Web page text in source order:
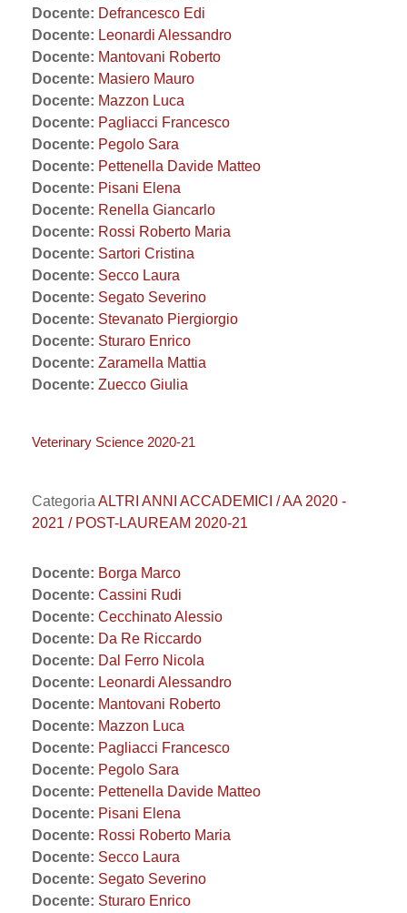
Docente: Defrancesco Edi
Docente: Leonardi Alessandro
Docente: Mantovani Roberto
Docente: Masiero Mauro
Docente: Mazzon Luca
Docente: Pagliacci Francesco
Docente: Pegolo Sara
Docente: Pettenella Davide Matteo
Docente: Pisani Elena
Docente: Renella Giancarlo
Docente: Rossi Roberto Maria
Docente: Sartori Cristina
Docente: Secco Laura
Docente: Segato Severino
Docente: Stevanato Piergiorgio
Docente: Sturaro Enrico
Docente: Zaramella Mattia
Docente: Zuecco Giulia
Veterinary Science 2020-21
Categoria ALTRI ANNI ACCADEMICI / AA 2020 -
2021 / POST-LAUREAM 2020-21
Docente: Borga Marco
Docente: Cassini Rudi
Docente: Cecchinato Alessio
Docente: Da Re Riccardo
Docente: Dal Ferro Nicola
Docente: Leonardi Alessandro
Docente: Mantovani Roberto
Docente: Mazzon Luca
Docente: Pagliacci Francesco
Docente: Pegolo Sara
Docente: Pettenella Davide Matteo
Docente: Pisani Elena
Docente: Rossi Roberto Maria
Docente: Secco Laura
Docente: Segato Severino
Docente: Sturaro Enrico